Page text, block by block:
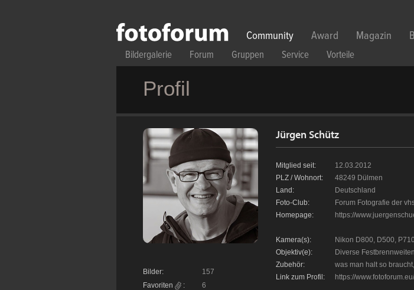
Community Award Magazin
Bildergalerie Forum Gruppen Service Vorteile
Profil
Bilder:
157
Favoriten
:
6
Jürgen Schütz
Mitglied seit:
12.03.2012
PLZ / Wohnort:
48249 Dülmen
Land:
Deutschland
Foto-Club:
Forum Fotografie der
Homepage:
https://
Kamera(s):
Nikon D800, D500,
Objektiv(e):
Diverse
Zubehör:
was man halt so
Link zum Profil:
https://